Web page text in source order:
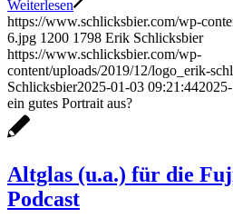
Weiterlesen
https://www.schlicksbier.com/wp-
6.jpg 1200 1798 Erik Schlicksbier
https://www.schlicksbier.com/wp-
content/uploads/2019/12/logo_erik-
Schlicksbier2025-01-03 09:21:44
ein gutes Portrait aus?
Altglas (u.a.) für die
Podcast